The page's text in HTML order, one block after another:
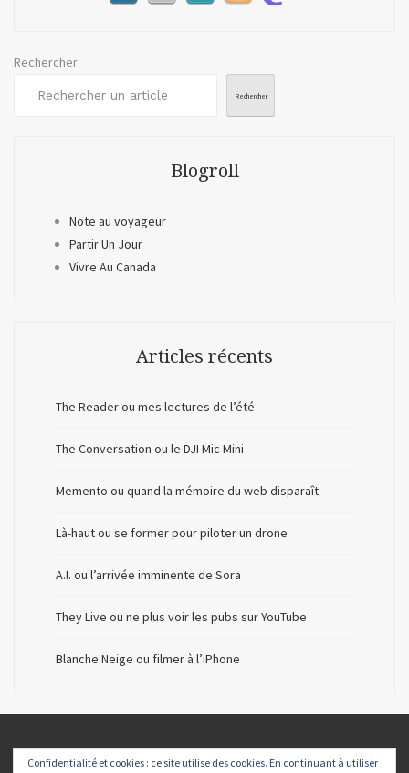
Rechercher
Rechercher
Blogroll
Note au voyageur
Partir Un Jour
Vivre Au Canada
Articles récents
The Reader ou mes lectures de l’été
The Conversation ou le DJI Mic Mini
Memento ou quand la mémoire du web disparaît
Là-haut ou se former pour piloter un drone
A.I. ou l’arrivée imminente de Sora
They Live ou ne plus voir les pubs sur YouTube
Blanche Neige ou filmer à l’iPhone
Confidentialité et cookies : ce site utilise des cookies. En continuant à utiliser